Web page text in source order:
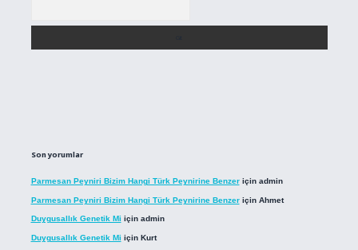
Son yorumlar
Parmesan Peyniri Bizim Hangi Türk Peynirine Benzeriçin admin
Parmesan Peyniri Bizim Hangi Türk Peynirine Benzeriçin Ahmet
Duygusallık Genetik Mi için admin
Duygusallık Genetik Mi için Kurt